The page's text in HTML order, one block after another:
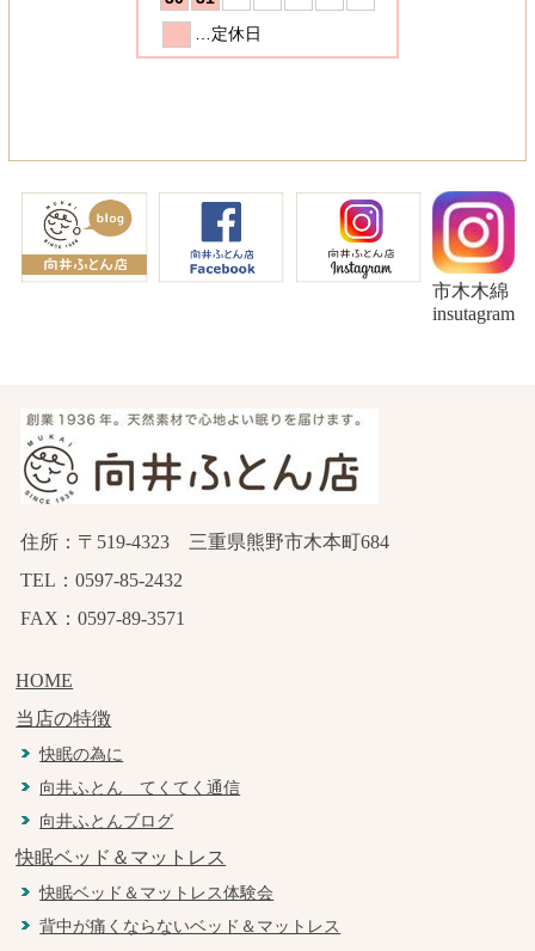
市木木綿
insutagram
住所：〒519-4323 三重県熊野市木本町684
TEL：0597-85-2432
FAX：0597-89-3571
HOME
当店の特徴
快眠の為に
向井ふとん てくてく通信
向井ふとんブログ
快眠ベッド＆マットレス
快眠ベッド＆マットレス体験会
背中が痛くならないベッド＆マットレス